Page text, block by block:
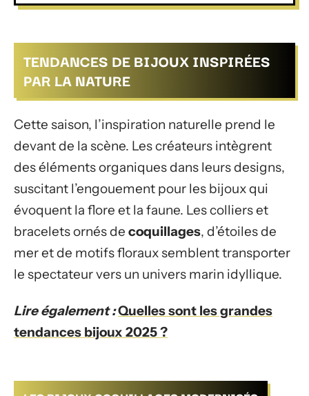
TENDANCES DE BIJOUX INSPIRÉES
PAR LA NATURE
Cette saison, l’inspiration naturelle prend le
devant de la scène. Les créateurs intègrent
des éléments organiques dans leurs designs,
suscitant l’engouement pour les bijoux qui
évoquent la flore et la faune. Les colliers et
bracelets ornés de coquillages, d’étoiles de
mer et de motifs floraux semblent transporter
le spectateur vers un univers marin idyllique.
Lire également :Quelles sont les grandes
tendances bijoux 2025 ?